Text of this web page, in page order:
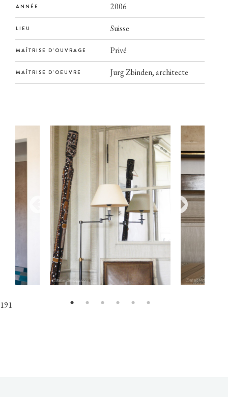
ANNÉE 2006
LIEU Suisse
MAÎTRISE D'OUVRAGE Privé
MAÎTRISE D'OEUVRE Jurg Zbinden, architecte
191